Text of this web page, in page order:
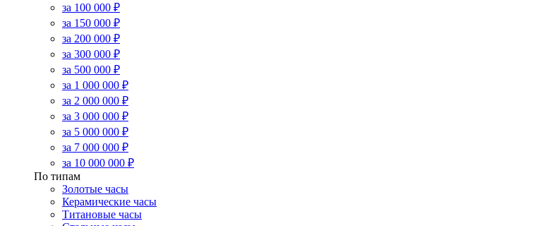
за 100 000 ₽
за 150 000 ₽
за 200 000 ₽
за 300 000 ₽
за 500 000 ₽
за 1 000 000 ₽
за 2 000 000 ₽
за 3 000 000 ₽
за 5 000 000 ₽
за 7 000 000 ₽
за 10 000 000 ₽
По типам
Золотые часы
Керамические часы
Титановые часы